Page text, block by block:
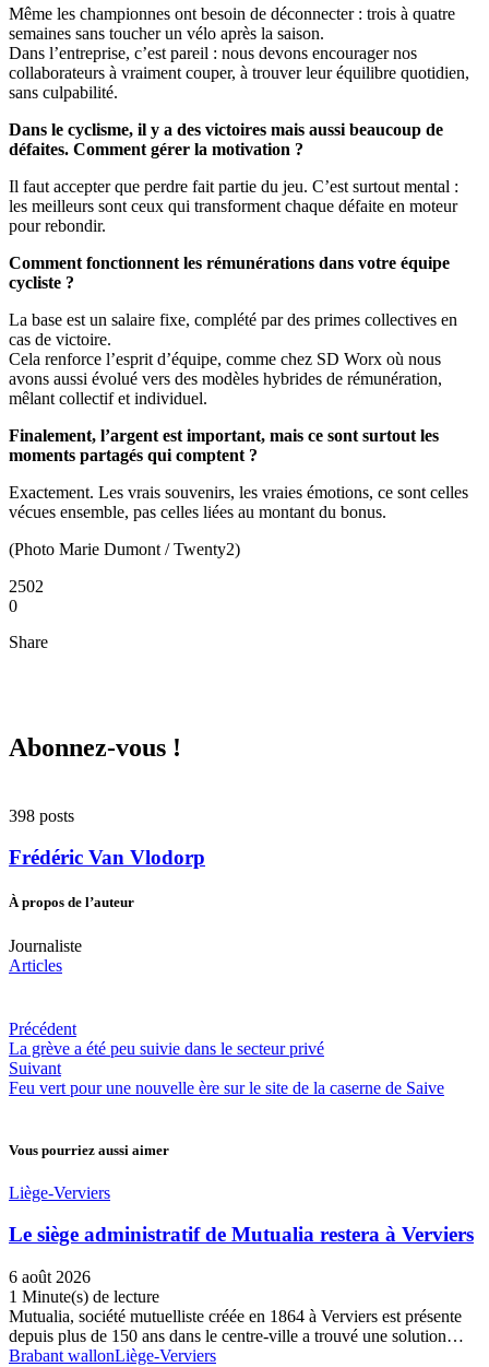
Même les championnes ont besoin de déconnecter : trois à quatre
semaines sans toucher un vélo après la saison.
Dans l’entreprise, c’est pareil : nous devons encourager nos
collaborateurs à vraiment couper, à trouver leur équilibre quotidien,
sans culpabilité.
Dans le cyclisme, il y a des victoires mais aussi beaucoup de
défaites. Comment gérer la motivation ?
Il faut accepter que perdre fait partie du jeu. C’est surtout mental :
les meilleurs sont ceux qui transforment chaque défaite en moteur
pour rebondir.
Comment fonctionnent les rémunérations dans votre équipe
cycliste ?
La base est un salaire fixe, complété par des primes collectives en
cas de victoire.
Cela renforce l’esprit d’équipe, comme chez SD Worx où nous
avons aussi évolué vers des modèles hybrides de rémunération,
mêlant collectif et individuel.
Finalement, l’argent est important, mais ce sont surtout les
moments partagés qui comptent ?
Exactement. Les vrais souvenirs, les vraies émotions, ce sont celles
vécues ensemble, pas celles liées au montant du bonus.
(Photo Marie Dumont / Twenty2)
2502
0
Share
Abonnez-vous !
398 posts
Frédéric Van Vlodorp
À propos de l’auteur
Journaliste
Articles
Précédent
La grève a été peu suivie dans le secteur privé
Suivant
Feu vert pour une nouvelle ère sur le site de la caserne de Saive
Vous pourriez aussi aimer
Liège-Verviers
Le siège administratif de Mutualia restera à Verviers
6 août 2026
1 Minute(s) de lecture
Mutualia, société mutuelliste créée en 1864 à Verviers est présente
depuis plus de 150 ans dans le centre-ville a trouvé une solution…
Brabant wallonLiège-Verviers